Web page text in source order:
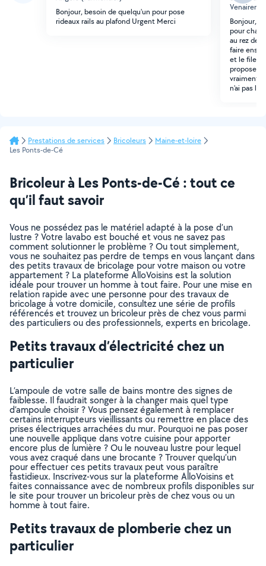
Bonjour, besoin de quelqu'un pour pose
rideaux rails au plafond Urgent Merci
Venairerie)
Bonjour,
pour chat
au rez de
faire
et le filet.
proposer
vraiment
n'ai pas
Prestations de services Bricoleurs
Maine-et-loire
Les Ponts-de-Cé
Bricoleur à Les Ponts-de-Cé : tout ce
qu’il faut savoir
Vous ne possédez pas le matériel adapté à la pose d’un
lustre ? Votre lavabo est bouché et vous ne savez pas
comment solutionner le problème ? Ou tout simplement,
vous ne souhaitez pas perdre de temps en vous lançant dans
des petits travaux de bricolage pour votre maison ou votre
appartement ? La plateforme AlloVoisins est la solution
idéale pour trouver un homme à tout faire. Pour une mise en
relation rapide avec une personne pour des travaux de
bricolage à votre domicile, consultez une série de profils
référencés et trouvez un bricoleur près de chez vous parmi
des particuliers ou des professionnels, experts en bricolage.
Petits travaux d’électricité chez un
particulier
L’ampoule de votre salle de bains montre des signes de
faiblesse. Il faudrait songer à la changer mais quel type
d’ampoule choisir ? Vous pensez également à remplacer
certains interrupteurs vieillissants ou remettre en place des
prises électriques arrachées du mur. Pourquoi ne pas poser
une nouvelle applique dans votre cuisine pour apporter
encore plus de lumière ? Ou le nouveau lustre pour lequel
vous avez craqué dans une brocante ? Trouver quelqu’un
pour effectuer ces petits travaux peut vous paraître
fastidieux. Inscrivez-vous sur la plateforme AlloVoisins et
faites connaissance avec de nombreux profils disponibles sur
le site pour trouver un bricoleur près de chez vous ou un
homme à tout faire.
Petits travaux de plomberie chez un
particulier